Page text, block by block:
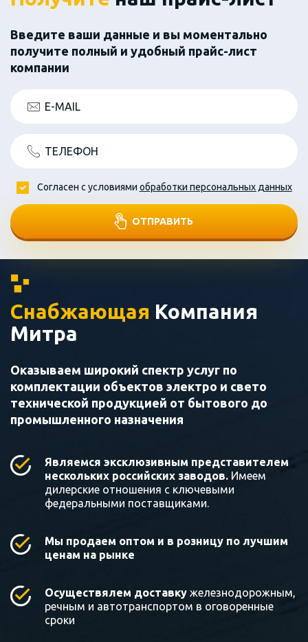
Введите ваши данные и вы моментально
получите полный и удобный прайс-лист
компании
E-MAIL
ТЕЛЕФОН
ОТПРАВИТЬ
Согласен с условиями обработки персональных данных
Снабжающая Компания
Митра
Оказываем широкий спектр услуг по
комплектации объектов электро и свето
технической продукцией от бытового до
промышленного назначения
Являемся эксклюзивным представителем
нескольких российских заводов. Имеем
дилерские отношения с ключевыми
федеральными поставщиками.
Мы продаем оптом и в розницу по лучшим
ценам на рынке
Осуществялем доставку железнодорожным,
речным и автотранспортом в оговоренные
сроки